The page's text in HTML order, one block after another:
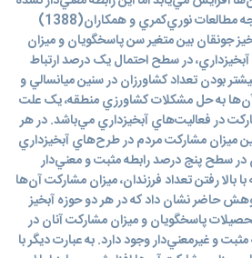
است. اين نتيجه منطبق با نتيجه مطالعات نوري‌کمري و همکاران(1388)
جونقان بين متغير سن پاسخگويان و ميزان
در سطح احتمال يک درصد ارتباط
بودن تعداد کشاورزان در سنين ميانسالي و
به حل مشکلات کشاورزي منطقه، يک علت
در فعاليت‌هاي آبخيزداري مي‌باشد. در هر
ميزان مشارکت مردم در طرح‌هاي آبخيزداري
در سطح پنج درصد رابطه مثبت و معني‌دار
بالا رفتن تعداد فرزندان، ميزان مشارکت آن‌ها
حاضر نشان داد که در هر دو حوزه آبخيز
پاسخگويان و ميزان مشارکت آنان در
و غيرمعني‌دار وجود دارد. به عبارت ديگر با